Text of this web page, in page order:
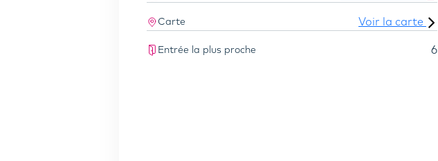
Carte Voir la carte
Entrée la plus proche 6